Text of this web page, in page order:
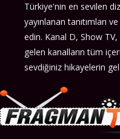
Türkiye'nin en sevilen
yayınlanan tanıtımları
edin. Kanal D, Show
gelen kanalların tüm
sevdiğiniz hikayelerin